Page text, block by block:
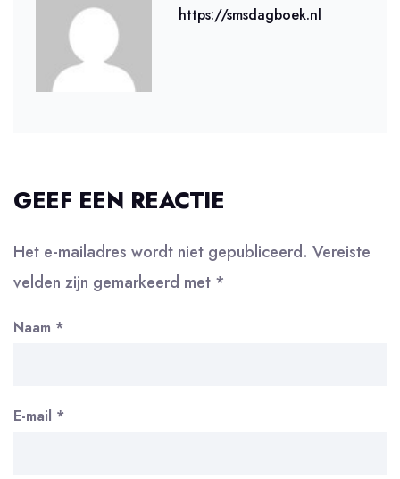
https://smsdagboek.nl
GEEF EEN REACTIE
Het e-mailadres wordt niet gepubliceerd. Vereiste
velden zijn gemarkeerd met *
Naam *
E-mail *